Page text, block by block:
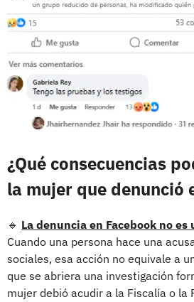
¿Qué consecuencias
la mujer que denunció
🔹 La denuncia en Facebook no
Cuando una persona hace una
sociales, esa acción no equivale a
que se abriera una investigación
mujer debió acudir a la Fiscalía o la